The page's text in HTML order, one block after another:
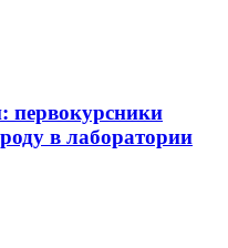
первокурсники
в лаборатории